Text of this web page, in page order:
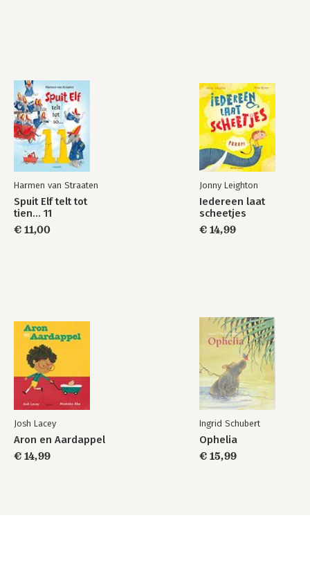
Harmen van Straaten
Spuit Elf telt tot
tien… 11
€ 11,00
Jonny Leighton
Iedereen laat
scheetjes
€ 14,99
Josh Lacey
Aron en Aardappel
€ 14,99
Ingrid Schubert
Ophelia
€ 15,99